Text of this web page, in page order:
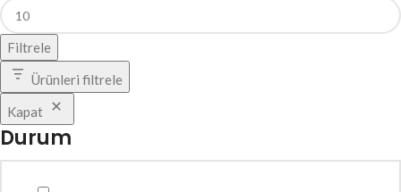
Filtrele
Ürünleri filtrele
Kapat
Durum